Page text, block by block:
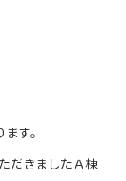
す。
だきましたＡ棟